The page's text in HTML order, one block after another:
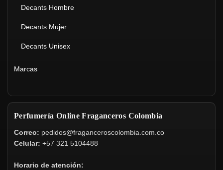
Decants Hombre
Decants Mujer
Decants Unisex
Marcas
Perfumería Online Fraganceros Colombia
Correo: pedidos@fraganceroscolombia.com.co
Celular: +57 321 5104488
Horario de atención: